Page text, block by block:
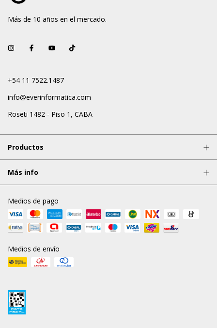
Más de 10 años en el mercado.
+54 11 7522.1487
info@everinformatica.com
Roseti 1482 - Piso 1, CABA
Productos
Más info
Medios de pago
Medios de envío